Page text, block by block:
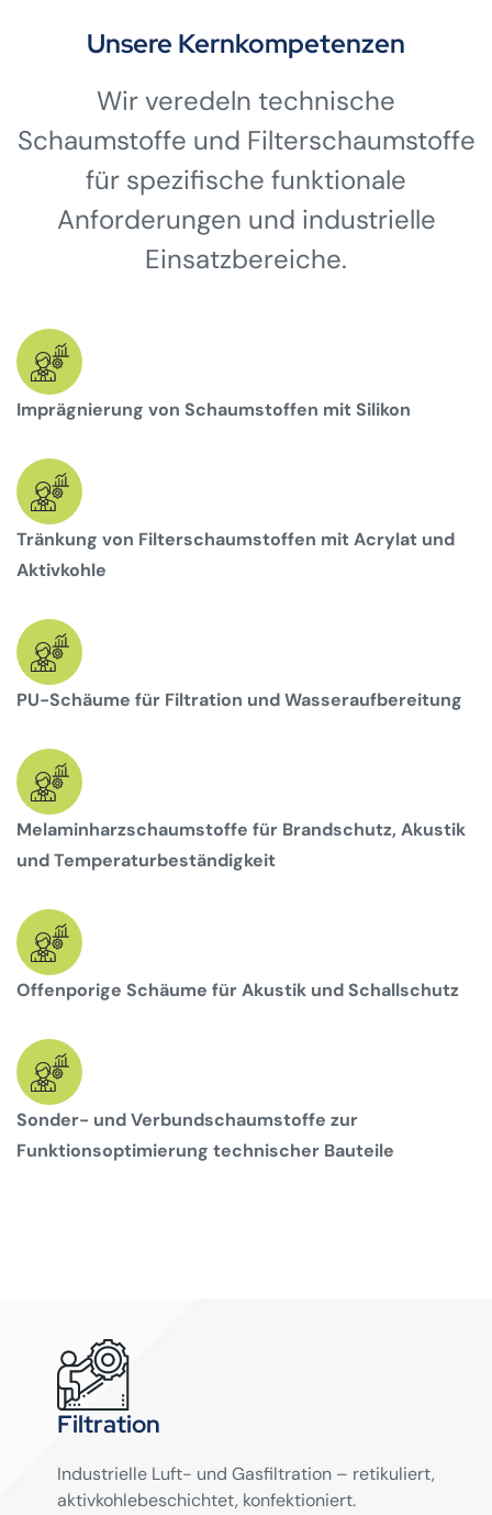
Unsere Kernkompetenzen
Wir veredeln technische
Schaumstoffe und Filterschaumstoffe
für spezifische funktionale
Anforderungen und industrielle
Einsatzbereiche.
Imprägnierung von Schaumstoffen mit Silikon
Tränkung von Filterschaumstoffen mit Acrylat und
Aktivkohle
PU-Schäume für Filtration und Wasseraufbereitung
Melaminharzschaumstoffe für Brandschutz, Akustik
und Temperaturbeständigkeit
Offenporige Schäume für Akustik und Schallschutz
Sonder- und Verbundschaumstoffe zur
Funktionsoptimierung technischer Bauteile
Filtration
Industrielle Luft- und Gasfiltration – retikuliert,
aktivkohlebeschichtet, konfektioniert.